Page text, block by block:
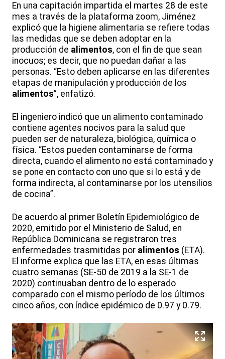
En una capitación impartida el martes 28 de este
mes a través de la plataforma zoom, Jiménez
explicó que la higiene alimentaria se refiere todas
las medidas que se deben adoptar en la
producción de alimentos, con el fin de que sean
inocuos; es decir, que no puedan dañar a las
personas. “Esto deben aplicarse en las diferentes
etapas de manipulación y producción de los
alimentos”, enfatizó.
El ingeniero indicó que un alimento contaminado
contiene agentes nocivos para la salud que
pueden ser de naturaleza, biológica, química o
física. “Estos pueden contaminarse de forma
directa, cuando el alimento no está contaminado y
se pone en contacto con uno que si lo está y de
forma indirecta, al contaminarse por los utensilios
de cocina”.
De acuerdo al primer Boletín Epidemiológico de
2020, emitido por el Ministerio de Salud, en
República Dominicana se registraron tres
enfermedades trasmitidas por alimentos (ETA).
El informe explica que las ETA, en esas últimas
cuatro semanas (SE-50 de 2019 a la SE-1 de
2020) continuaban dentro de lo esperado
comparado con el mismo período de los últimos
cinco años, con índice epidémico de 0.97 y 0.79.